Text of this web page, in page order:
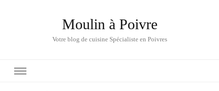
Moulin à Poivre
Votre blog de cuisine Spécialiste en Poivres